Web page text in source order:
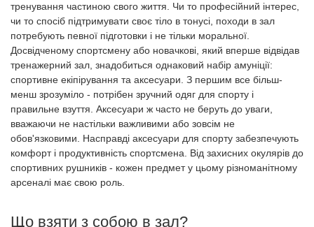
тренування частиною свого життя. Чи то професійний інтерес,
чи то спосіб підтримувати своє тіло в тонусі, походи в зал
потребують певної підготовки і не тільки моральної.
Досвідченому спортсмену або новачкові, який вперше відвідав
тренажерний зал, знадобиться однаковий набір амуніції:
спортивне екіпірування та аксесуари. З першим все більш-
менш зрозуміло - потрібен зручний одяг для спорту і
правильне взуття. Аксесуари ж часто не беруть до уваги,
вважаючи не настільки важливими або зовсім не
обов'язковими. Насправді аксесуари для спорту забезпечують
комфорт і продуктивність спортсмена. Від захисних окулярів до
спортивних рушників - кожен предмет у цьому різноманітному
арсеналі має свою роль.
Що взяти з собою в зал?